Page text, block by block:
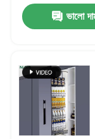
ভালো